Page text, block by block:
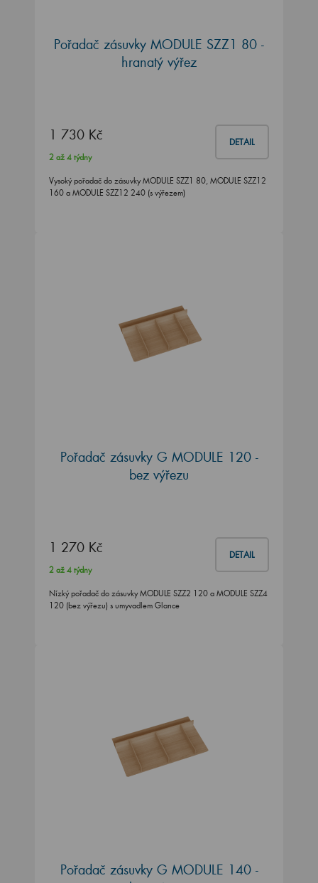
Pořadač zásuvky MODULE SZZ1 80 -
hranatý výřez
1 730 Kč DETAIL
2 až 4 týdny
Vysoký pořadač do zásuvky MODULE SZZ1 80, MODULE SZZ12
160 a MODULE SZZ12 240 (s výřezem)
Pořadač zásuvky G MODULE 120 -
bez výřezu
1 270 Kč DETAIL
2 až 4 týdny
Nízký pořadač do zásuvky MODULE SZZ2 120 a MODULE SZZ4
120 (bez výřezu) s umyvadlem Glance
Pořadač zásuvky G MODULE 140 -